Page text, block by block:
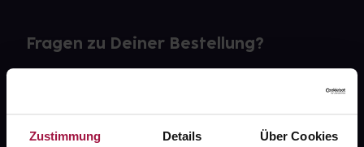
Zustimmung Details Über Cookies
Fragen zu Deiner Bestellung?